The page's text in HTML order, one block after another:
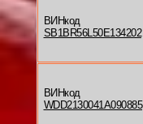
ВИНкод
SB1BR56L50E134202
ВИНкод
WDD2130041A090885